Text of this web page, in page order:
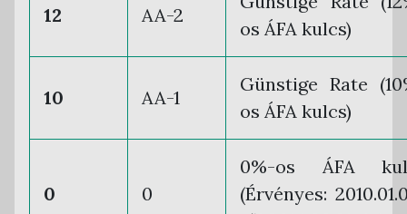
12 AA-2
os ÁFA kulcs)
10 AA-1
Günstige Rate
os ÁFA kulcs)
0 0
0%-os ÁFA
(Érvényes: